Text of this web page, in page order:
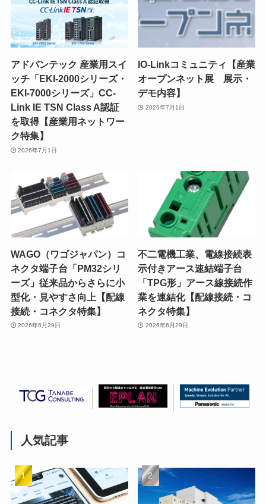
アドバンテック 産業用スイ
ッチ「EKI-2000シリーズ・
EKI-7000シリーズ」CC-
Link IE TSN Class A認証
を取得【産業用ネットワー
ク特集】
2026年7月1日
IO-Linkコミュニティ【産業
オープンネット展 展示・
デモ内容】
2026年7月1日
WAGO（ワゴジャパン）コ
ネクタ端子台「PM32シリ
ーズ」従来品からさらに小
型化・見やすさ向上【配線
接続・コネクタ特集】
2026年6月29日
不二電機工業、電線接続表
示付きアース速結端子台
「TPG形」アース線接続作
業を速結化【配線接続・コ
ネクタ特集】
2026年6月29日
人気記事